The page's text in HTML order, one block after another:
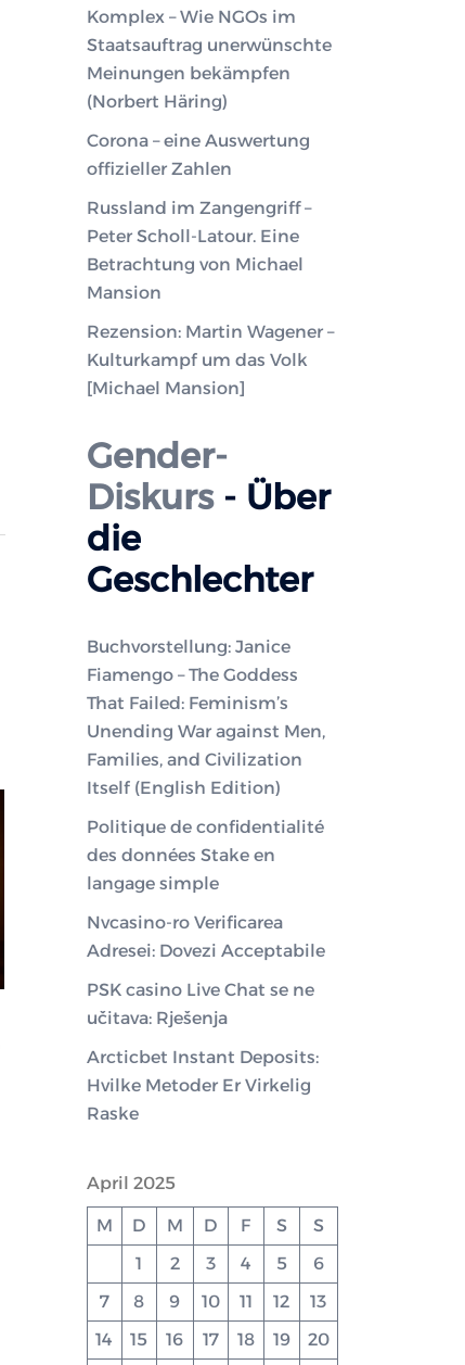
Komplex – Wie NGOs im
Staatsauftrag unerwünschte
Meinungen bekämpfen
(Norbert Häring)
Corona – eine Auswertung
offizieller Zahlen
Russland im Zangengriff –
Peter Scholl-Latour. Eine
Betrachtung von Michael
Mansion
Rezension: Martin Wagener –
Kulturkampf um das Volk
[Michael Mansion]
Gender-
Diskurs- Über
die
Geschlechter
Buchvorstellung: Janice
Fiamengo – The Goddess
That Failed: Feminism’s
Unending War against Men,
Families, and Civilization
Itself (English Edition)
Politique de confidentialité
des données Stake en
langage simple
Nvcasino-ro Verificarea
Adresei: Dovezi Acceptabile
PSK casino Live Chat se ne
učitava: Rješenja
Arcticbet Instant Deposits:
Hvilke Metoder Er Virkelig
Raske
April 2025
M D M D F S
S
1
2 3 4 5
6
7
8 9 10 11 12
13
14
15 16 17 18 19 20